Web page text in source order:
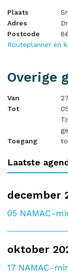
Plaats
Adres
Postcode
Routeplanner en
Overige
Van
Tot
Toegang
Laatste
december
05 NAMAC-
oktober
17 NAMAC-